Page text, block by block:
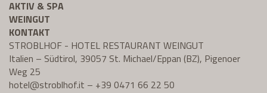
AKTIV & SPA
WEINGUT
KONTAKT
STROBLHOF - HOTEL RESTAURANT WEINGUT
Italien – Südtirol, 39057 St. Michael/Eppan (BZ), Pigenoer
Weg 25
hotel@stroblhof.it – +39 0471 66 22 50